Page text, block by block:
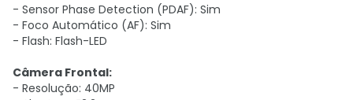
- Sensor Phase Detection (PDAF): Sim
- Foco Automático (AF): Sim
- Flash: Flash-LED
Câmera Frontal:
- Resolução: 40MP